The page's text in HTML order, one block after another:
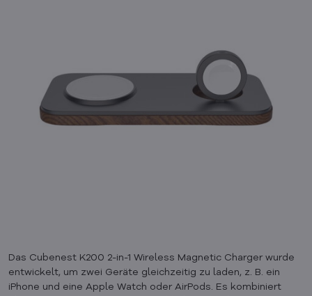
Das Cubenest K200 2-in-1 Wireless Magnetic Charger wurde
entwickelt, um zwei Geräte gleichzeitig zu laden, z. B. ein
iPhone und eine Apple Watch oder AirPods. Es kombiniert